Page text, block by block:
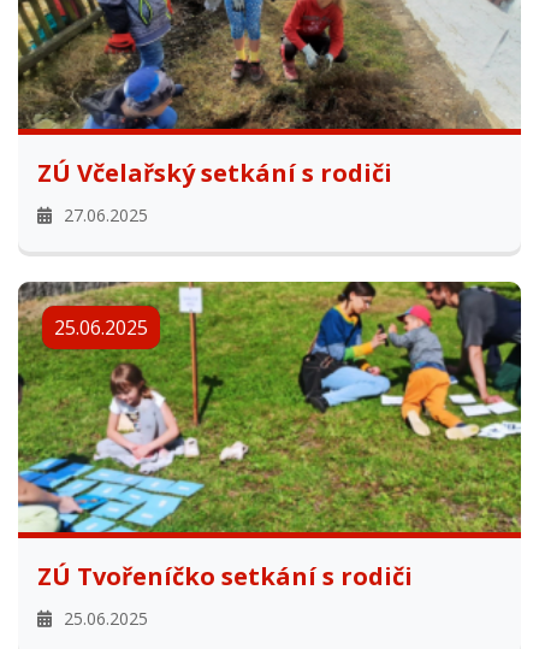
ZÚ Včelařský setkání s rodiči
27.06.2025
25.06.2025
ZÚ Tvořeníčko setkání s rodiči
25.06.2025